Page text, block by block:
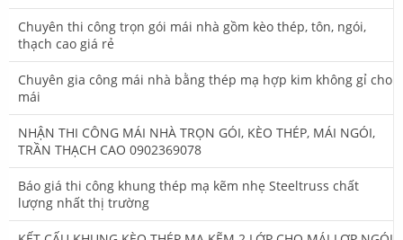
Chuyên thi công trọn gói mái nhà gồm kèo thép, tôn, ngói,
thạch cao giá rẻ
Chuyên gia công mái nhà bằng thép mạ hợp kim không gỉ cho
mái
NHẬN THI CÔNG MÁI NHÀ TRỌN GÓI, KÈO THÉP, MÁI NGÓI,
TRẦN THẠCH CAO 0902369078
Báo giá thi công khung thép mạ kẽm nhẹ Steeltruss chất
lượng nhất thị trường